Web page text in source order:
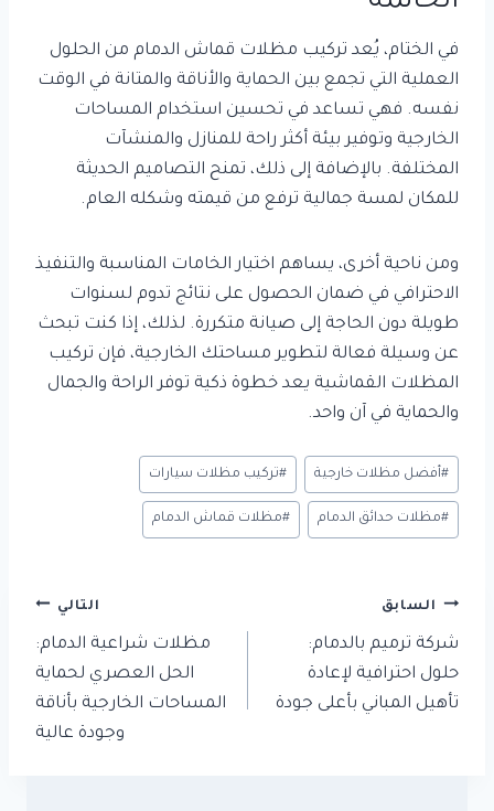
في الختام، يُعد تركيب مظلات قماش الدمام من الحلول
العملية التي تجمع بين الحماية والأناقة والمتانة في الوقت
نفسه. فهي تساعد في تحسين استخدام المساحات
الخارجية وتوفير بيئة أكثر راحة للمنازل والمنشآت
المختلفة. بالإضافة إلى ذلك، تمنح التصاميم الحديثة
للمكان لمسة جمالية ترفع من قيمته وشكله العام.
ومن ناحية أخرى، يساهم اختيار الخامات المناسبة والتنفيذ
الاحترافي في ضمان الحصول على نتائج تدوم لسنوات
طويلة دون الحاجة إلى صيانة متكررة. لذلك، إذا كنت تبحث
عن وسيلة فعالة لتطوير مساحتك الخارجية، فإن تركيب
المظلات القماشية يعد خطوة ذكية توفر الراحة والجمال
والحماية في آن واحد.
وسوم
المقال:
#أفضل مظلات خارجية #تركيب مظلات سيارات
#مظلات حدائق الدمام #مظلات قماش الدمام
تصفّح
المقالات
السابق
شركة ترميم بالدمام:
حلول احترافية لإعادة
تأهيل المباني بأعلى جودة
التالي
مظلات شراعية الدمام:
الحل العصري لحماية
المساحات الخارجية بأناقة
وجودة عالية